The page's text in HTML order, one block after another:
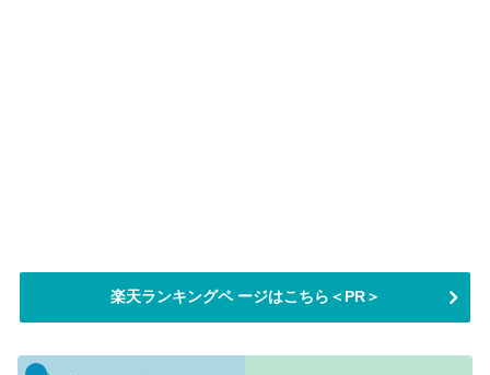
楽天ランキングペ ージはこちら＜PR＞